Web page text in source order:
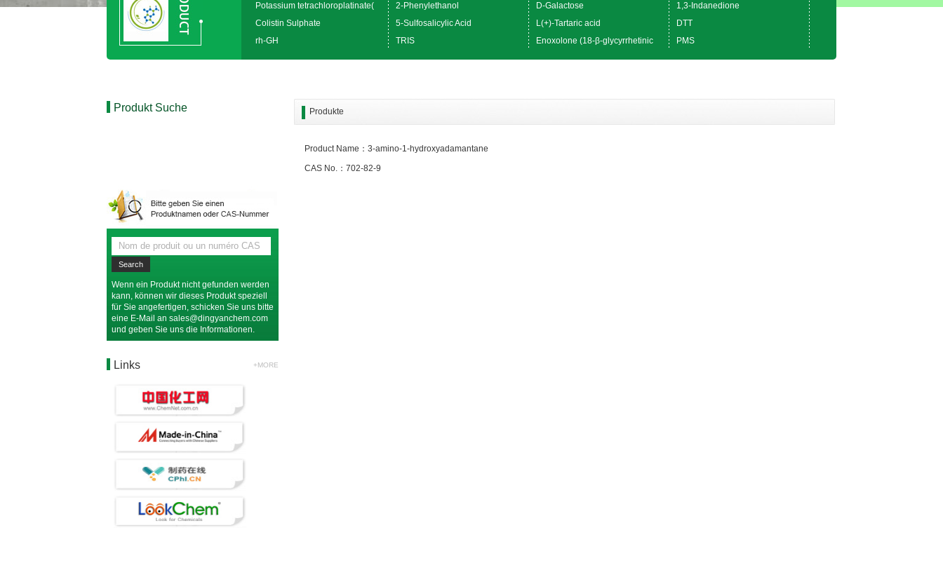
Potassium tetrachloroplatinate(
2-Phenylethanol D-Galactose
1,3-Indanedione
Colistin Sulphate
5-Sulfosalicylic Acid L(+)-Tartaric acid
DTT
rh-GH
TRIS Enoxolone (18-β-glycyrrhetinic PMS
Produkt Suche
Wenn ein Produkt nicht gefunden werden
kann, können wir dieses Produkt speziell
für Sie angefertigen, schicken Sie uns bitte
eine E-Mail an sales@dingyanchem.com
und geben Sie uns die Informationen.
Links +MORE
Produkte
Product Name：3-amino-1-hydroxyadamantane
CAS No.：702-82-9